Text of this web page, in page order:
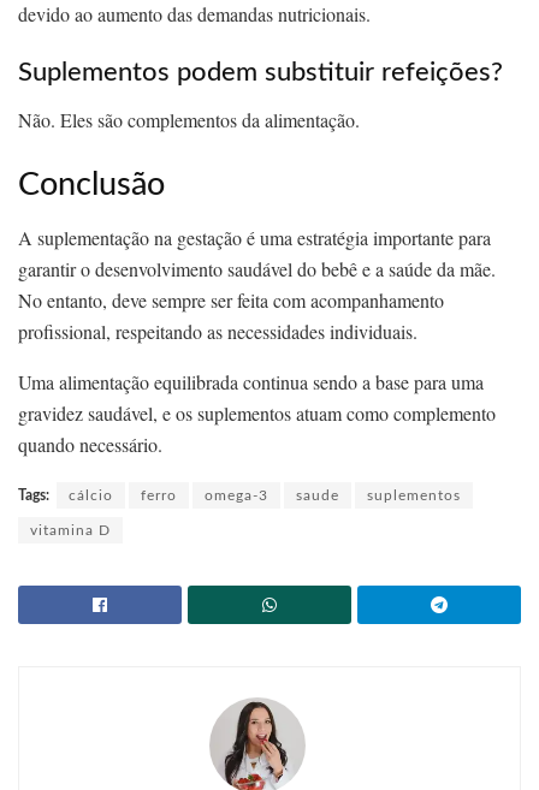
devido ao aumento das demandas nutricionais.
Suplementos podem substituir refeições?
Não. Eles são complementos da alimentação.
Conclusão
A suplementação na gestação é uma estratégia importante para
garantir o desenvolvimento saudável do bebê e a saúde da mãe.
No entanto, deve sempre ser feita com acompanhamento
profissional, respeitando as necessidades individuais.
Uma alimentação equilibrada continua sendo a base para uma
gravidez saudável, e os suplementos atuam como complemento
quando necessário.
Tags: cálcio ferro omega-3 saude suplementos
vitamina D